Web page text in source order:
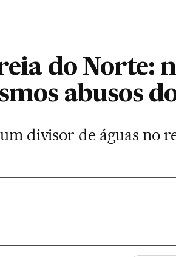
do Norte:
abusos
divisor de águas no